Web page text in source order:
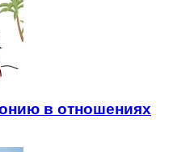
в отношениях